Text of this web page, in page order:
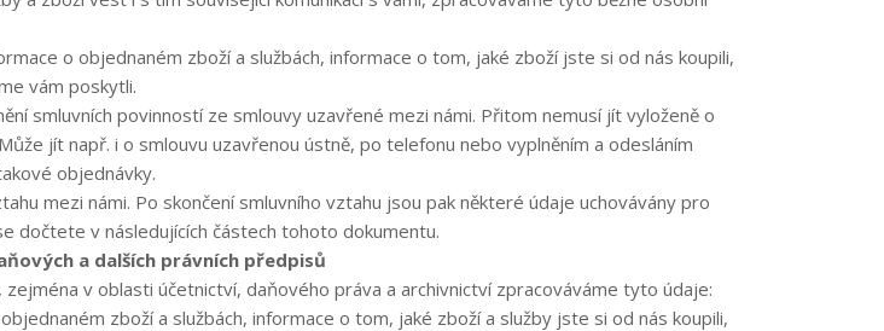
o objednaném zboží a službách, informace o tom, jaké zboží jste si od nás koupili,
vám poskytli.
smluvních povinností ze smlouvy uzavřené mezi námi. Přitom nemusí jít vyloženě o
jít např. i o smlouvu uzavřenou ústně, po telefonu nebo vyplněním a odesláním
objednávky.
mezi námi. Po skončení smluvního vztahu jsou pak některé údaje uchovávány pro
dočtete v následujících částech tohoto dokumentu.
a dalších právních předpisů
v oblasti účetnictví, daňového práva a archivnictví zpracováváme tyto údaje:
zboží a službách, informace o tom, jaké zboží a služby jste si od nás koupili,